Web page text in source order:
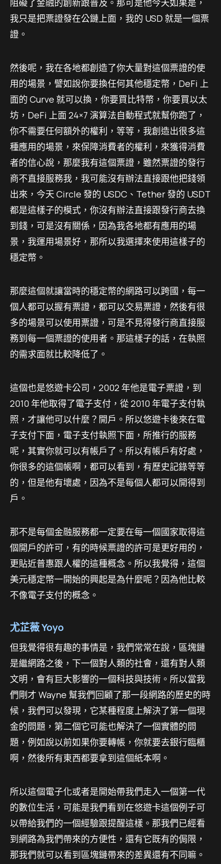
阻礙了金融的創新跟普及。那可是他今天如果是，
我只是把票證發在公鏈上面，我的 USD 就是一個票
證。
然後呢，我在各地都創造了你大量對這個票證的使
用的場景，譬如說你要換任何其他穩定幣，DeFi 上
面的 Curve 就可以換，你要買比特幣，你要買以太
坊，DeFi 上面 24×7 演算法自動程式就幫你跑了，
你不需要任何額外的權利，等等，我創造出很多這
種應用的場景，來保障消費者的權利，來獲得消費
者的信心說，那麼我有這個票證，雖然票證的發行
商不直接服務我，我可能沒有辦法直接跟他把錢領
出來，今天 Circle 發的 USDC、Tether 發的 USDT
都是這樣子的模式，你沒有辦法直接跟發行商去換
到錢，可是沒有關係，因為我各地都有應用的場
景，我運用場景好，那所以我選擇來使用這樣子的
穩定幣。
那麼這個就讓當時的穩定幣的網路可以跨國，每一
個人都可以握有票證，都可以交易票證，然後有很
多的場景可以使用票證，可是不見得發行商直接服
務到每一個票證的使用者。那這樣子的話，在執照
的需求面就比較降低了。
這個也是悠遊卡公司，2002 年他是電子票證，到
2010 年他取得了電子支付，從 2010 年電子支付執
照，才讓他可以什麼？開戶。所以悠遊卡後來在電
子支付下面，電子支付執照下面，所推行的服務
呢，其實你就可以有帳戶了。所以有帳戶有好處，
你很多的這個帳啊，都可以看到，有歷史記錄等等
的，但是他有壞處，因為不是每個人都可以開得到
戶。
那不是每個金融服務都一定要在每一個國家取得這
個開戶的許可，有的時候票證的許可是更好用的，
更貼近普惠跟人權的這種概念。所以我覺得，這個
美元穩定幣一開始的興起是為什麼呢？因為他比較
不像電子支付的概念。
尤芷薇 Yoyo
但我覺得很有趣的事情是，我們常常在說，區塊鏈
是繼網路之後，下一個對人類的社會，還有對人類
文明，會有巨大影響的一個科技與技術。所以當我
們剛才 Wayne 幫我們回顧了那一段網路的歷史的時
候，我們可以發現，它某種程度上解決了第一個現
金的問題，第二個它可能也解決了一個實體的問
題，例如說以前如果你要轉帳，你就要去銀行臨櫃
啊，然後所有東西都要拿到這個紙本啊。
所以這個電子化或者是開始帶我們走入一個第一代
的數位生活，可能是我們看到在悠遊卡這個例子可
以帶給我們的一個經驗跟提醒這樣。那我們已經看
到網路為我們帶來的方便性，還有它既有的侷限，
那我們就可以看到區塊鏈帶來的差異還有不同嘛。